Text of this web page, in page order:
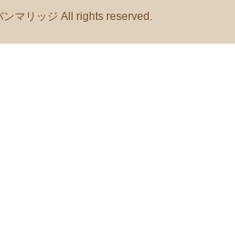
マリッジ All rights reserved.